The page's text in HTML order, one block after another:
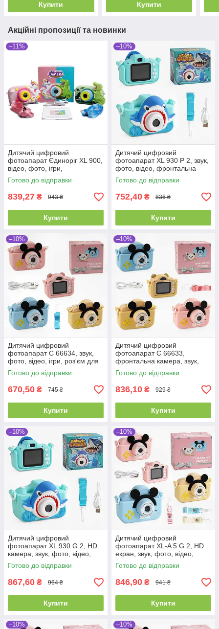
Купити Купити
Акційні пропозиції та новинки
–11%
Дитячий цифровий
фотоапарат Єдиноріг XL 900,
відео, фото, ігри,
прослуховування музики,
microSD
Готово до відправки
839,27 ₴ 943 ₴
Купити
–10%
Дитячий цифровий
фотоапарат XL 930 P 2, звук,
фото, відео, фронтальна
камера
Готово до відправки
752,40 ₴ 836 ₴
Купити
–10%
Дитячий цифровий
фотоапарат C 66634, звук,
фото, відео, ігри, роз'єм для
SD карти
Готово до відправки
670,50 ₴ 745 ₴
Купити
–10%
Дитячий цифровий
фотоапарат C 66633,
фронтальна камера, звук,
фото, відео, ігри, роз'єм для
SD карти
Готово до відправки
836,10 ₴ 929 ₴
Купити
–10%
Дитячий цифровий
фотоапарат XL 930 G 2, HD
камера, звук, фото, відео,
фронтальна камера
Готово до відправки
867,60 ₴ 964 ₴
Купити
–10%
Дитячий цифровий
фотоапарат XL-A 5 G 2, HD
екран, звук, фото, відео,
фронтальна камера, ігри,
роз'єм для SD
Готово до відправки
846,90 ₴ 941 ₴
Купити
–10% –10%